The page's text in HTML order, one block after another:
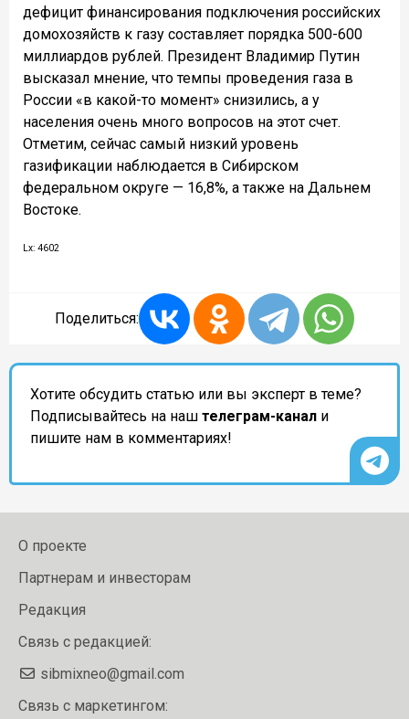
дефицит финансирования подключения российских
домохозяйств к газу составляет порядка 500-600
миллиардов рублей. Президент Владимир Путин
высказал мнение, что темпы проведения газа в
России «в какой-то момент» снизились, а у
населения очень много вопросов на этот счет.
Отметим, сейчас самый низкий уровень
газификации наблюдается в Сибирском
федеральном округе — 16,8%, а также на Дальнем
Востоке.
Lx: 4602
Поделиться:
Хотите обсудить статью или вы эксперт в теме?
Подписывайтесь на наш телеграм-канал и
пишите нам в комментариях!
О проекте
Партнерам и инвесторам
Редакция
Связь с редакцией:
sibmixneo@gmail.com
Связь с маркетингом: